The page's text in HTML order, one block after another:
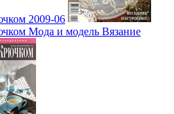
2009-06
Мода и модель Вязание